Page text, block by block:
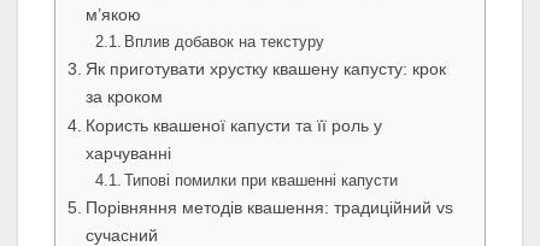
м’якою
Вплив добавок на текстуру
Як приготувати хрустку квашену капусту: крок
за кроком
Користь квашеної капусти та її роль у
харчуванні
Типові помилки при квашенні капусти
Порівняння методів квашення: традиційний vs
сучасний